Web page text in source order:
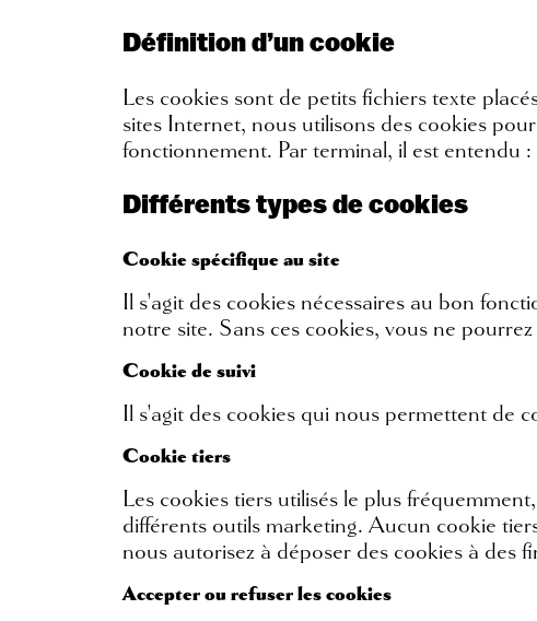
Définition d’un cookie
Les cookies sont de petits fichiers texte
sites Internet, nous utilisons des cookies
fonctionnement. Par terminal, il est entendu
Différents types de cookies
Cookie spécifique au site
Il s'agit des cookies nécessaires au bon
notre site. Sans ces cookies, vous ne
Cookie de suivi
Il s'agit des cookies qui nous permettent de
Cookie tiers
Les cookies tiers utilisés le plus
différents outils marketing. Aucun cookie
nous autorisez à déposer des cookies à des
Accepter ou refuser les cookies